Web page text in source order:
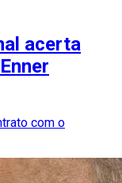
acerta
com o